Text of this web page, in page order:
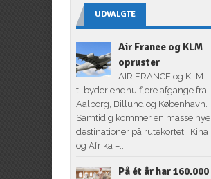
UDVALGTE
Air France og KLM
opruster
AIR FRANCE og KLM
tilbyder endnu flere afgange fra
Aalborg, Billund og København.
Samtidig kommer en masse nye
destinationer på rutekortet i Kina
og Afrika –...
På ét år har 160.000